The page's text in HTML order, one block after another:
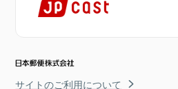
サイトのご利用について